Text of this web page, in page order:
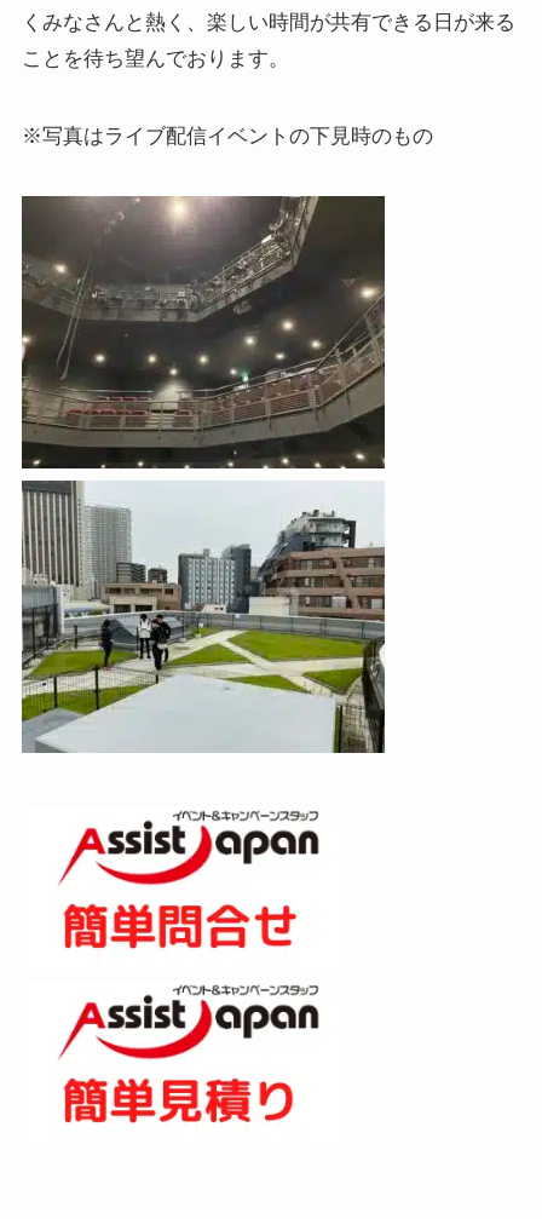
くみなさんと熱く、楽しい時間が共有できる日が来る
ことを待ち望んでおります。
※写真はライブ配信イベントの下見時のもの